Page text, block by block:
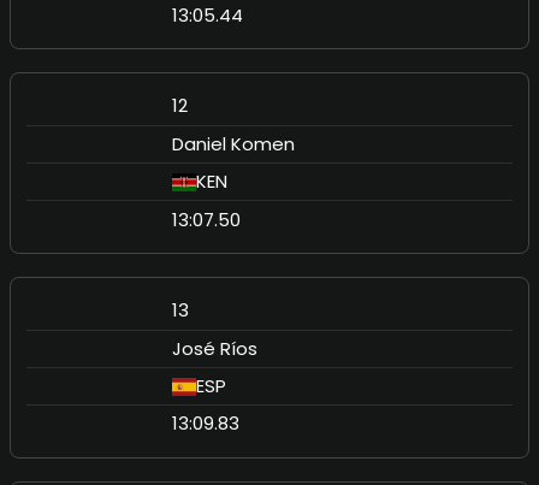
13:05.44
12
Daniel Komen
KEN
13:07.50
13
José Ríos
ESP
13:09.83